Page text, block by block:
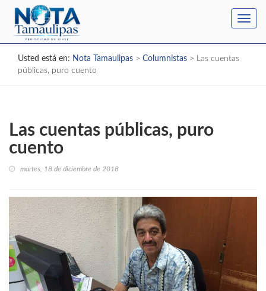
Usted está en: Nota Tamaulipas > Columnistas > Las cuentas
públicas, puro cuento
Las cuentas públicas, puro
cuento
martes, 18 de diciembre de 2018